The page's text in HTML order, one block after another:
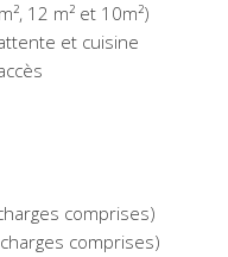
12 m² et 10m²)
et cuisine
comprises)
comprises)